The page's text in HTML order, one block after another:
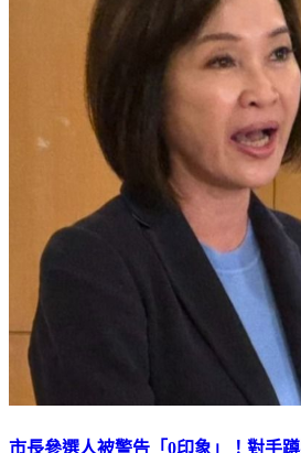
市長參選人被警告「0印象」！對手